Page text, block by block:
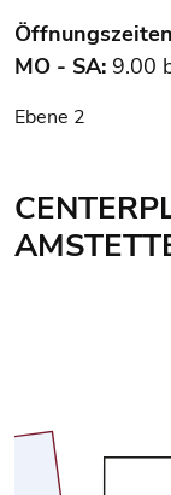
MO - SA: 9.00
Ebene 2